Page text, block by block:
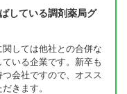
している調剤薬局グ
しては他社との合併な
いる企業です。新卒も
会社ですので、オスス
きます。